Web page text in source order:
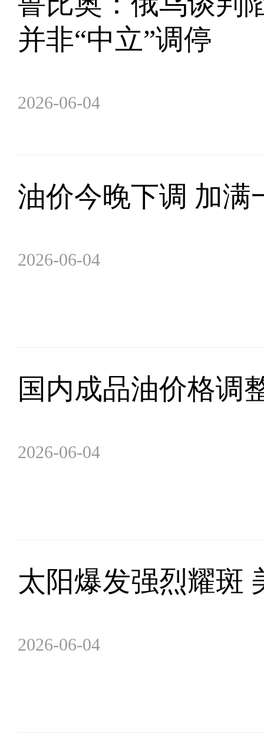
并非“中立”调停
2026-06-04
油价今晚下调 加满
2026-06-04
国内成品油价格调
2026-06-04
太阳爆发强烈耀斑
2026-06-04